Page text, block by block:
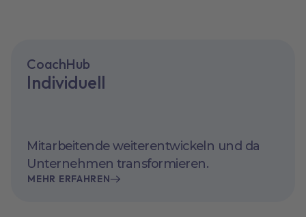
CoachHub
Individuell
Mitarbeitende weiterentwickeln und da
Unternehmen transformieren.
MEHR ERFAHREN